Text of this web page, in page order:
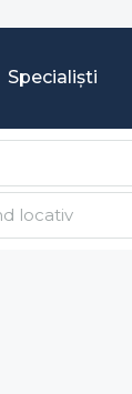
Specialiști
locativ